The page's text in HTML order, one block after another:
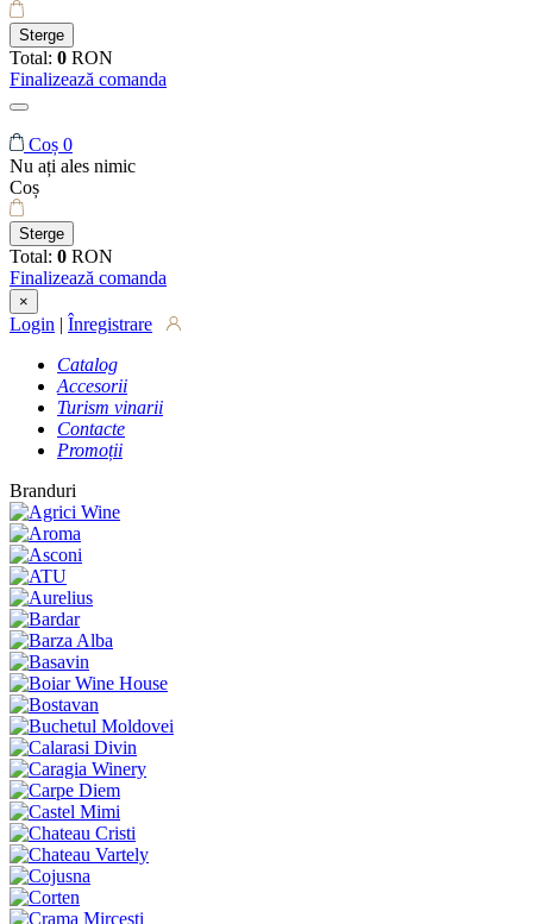
Sterge
Total: 0 RON
Finalizează comanda
Coș 0
Nu ați ales nimic
Coș
Sterge
Total: 0 RON
Finalizează comanda
×
Login | Înregistrare
Catalog
Accesorii
Turism vinarii
Contacte
Promoții
Branduri